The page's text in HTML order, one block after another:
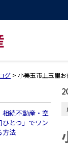
グ > 小美玉市上玉里
相続不動産・空
とつ」でワン
方法